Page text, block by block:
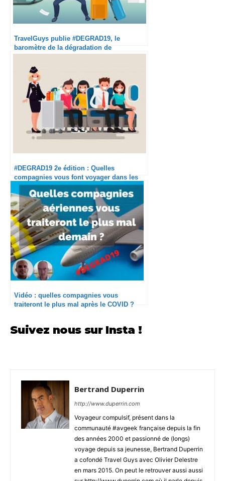
TravelGuys publie #DEGRAD19, le
baromètre de la dégradation de
#DEGRAD19 2e édition : Quelles
compagnies vous font voyager dans les
meilleures conditions cet été ?
Vidéo : quelles compagnies vous
traiteront le plus mal après le COVID ?
Suivez nous sur Insta !
Bertrand Duperrin
http://www.duperrin.com
Voyageur compulsif, présent dans la
communauté #avgeek française depuis la fin
des années 2000 et passionné de (longs)
voyage depuis sa jeunesse, Bertrand Duperrin
a cofondé Travel Guys avec Olivier Delestre
en mars 2015. On peut le retrouver aussi aussi